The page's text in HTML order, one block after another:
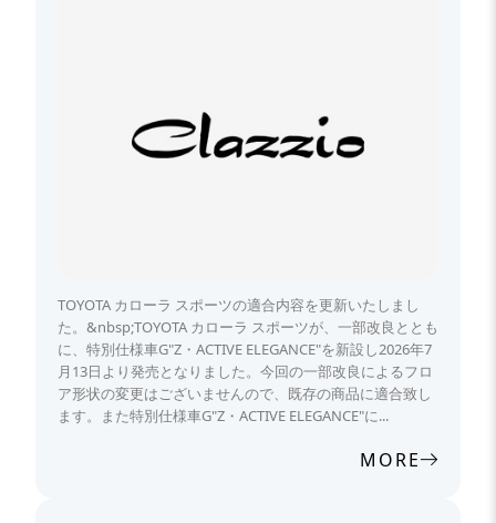
TOYOTA カローラ スポーツの適合内容を更新いたしまし
た。&nbsp;TOYOTA カローラ スポーツが、一部改良ととも
に、特別仕様車G"Z・ACTIVE ELEGANCE"を新設し2026年7
月13日より発売となりました。今回の一部改良によるフロ
ア形状の変更はございませんので、既存の商品に適合致し
ます。また特別仕様車G"Z・ACTIVE ELEGANCE"に...
MORE